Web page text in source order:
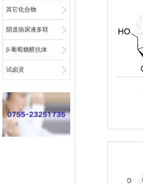
其它化合物
阴道病尿液多联
检底物
β-葡萄糖醛抗体
偶联物连接子
试卤灵